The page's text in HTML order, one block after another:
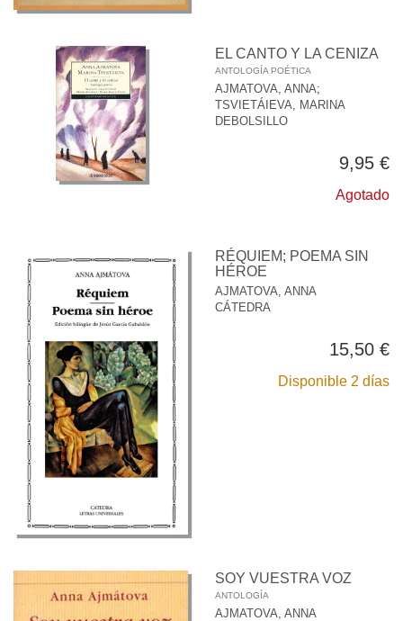
EL CANTO Y LA CENIZA
ANTOLOGÍA POÉTICA
AJMATOVA, ANNA;
TSVIETÁIEVA, MARINA
DEBOLSILLO
9,95 €
Agotado
RÉQUIEM; POEMA SIN
HÉROE
AJMATOVA, ANNA
CÁTEDRA
15,50 €
Disponible 2 días
SOY VUESTRA VOZ
ANTOLOGÍA
AJMATOVA, ANNA